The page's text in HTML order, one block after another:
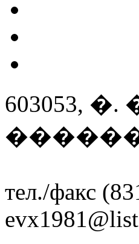
603053,
тел./факс